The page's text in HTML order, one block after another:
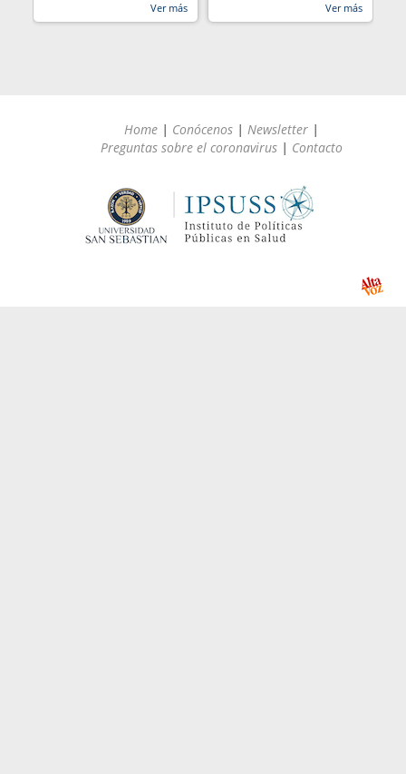
Ver más Ver más
Home | Conócenos | Newsletter |
Preguntas sobre el coronavirus | Contacto